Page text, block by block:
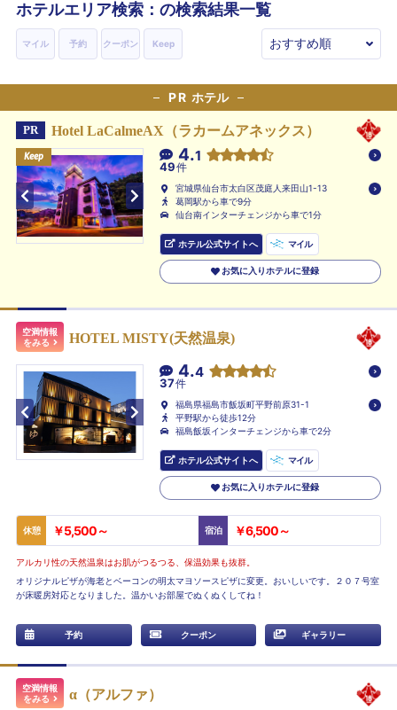
ホテルエリア検索：の検索結果一覧
マイル 予約 クーポン Keep
PR ホテル
PR Hotel LaCalmeAX（ラカームアネックス）
Keep Keep 4.1
49件
宮城県仙台市太白区茂庭人来田山1-13
葛岡駅から車で9分
仙台南インターチェンジから車で1分
ホテル公式サイトへ マイル
お気に入りホテルに登録
空満情報
をみる
HOTEL MISTY(天然温泉)
4.4
37件
福島県福島市飯坂町平野前原31-1
平野駅から徒歩12分
福島飯坂インターチェンジから車で2分
ホテル公式サイトへ マイル
お気に入りホテルに登録
休憩 ￥5,500～ 宿泊 ￥6,500～
アルカリ性の天然温泉はお肌がつるつる、保温効果も抜群。
オリジナルピザが海老とベーコンの明太マヨソースピザに変更。おいしいです。２０７号室
が床暖房対応となりました。温かいお部屋でぬくぬくしてね！
予約 クーポン ギャラリー
空満情報
をみる
α（アルファ）